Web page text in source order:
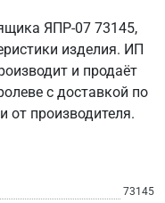
ЯПР-07 73145,
изделия. ИП
и продаёт
с доставкой по
от производителя.
73145